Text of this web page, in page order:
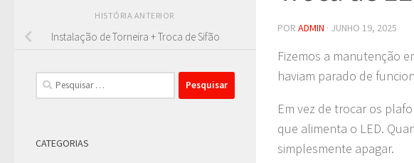
POR ADMIN · JUNHO 19, 2025
Fizemos a manutenção
haviam parado de
Em vez de trocar os
que alimenta o LED.
simplesmente apagar.
HISTÓRIA ANTERIOR
Instalação de Torneira + Troca de Sifão
Pesquisar
por:
CATEGORIAS